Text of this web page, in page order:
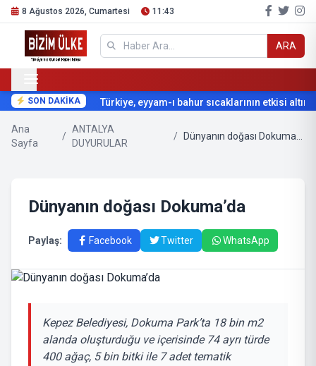
8 Ağustos 2026, Cumartesi 11:43
ARA
SON DAKİKA Türkiye, eyyam-ı bahur sıcaklarının etkisi altına
Ana
Sayfa
/
ANTALYA
DUYURULAR
/
Dünyanın doğası Dokuma’da
Paylaş: Facebook Twitter WhatsApp
Kepez Belediyesi, Dokuma Park’ta 18 bin m2
alanda oluşturduğu ve içerisinde 74 ayrı türde
400 ağaç, 5 bin bitki ile 7 adet tematik